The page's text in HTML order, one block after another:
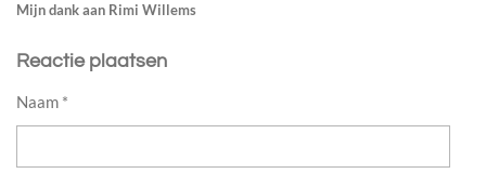
Mijn dank aan Rimi Willems
Reactie plaatsen
Naam *